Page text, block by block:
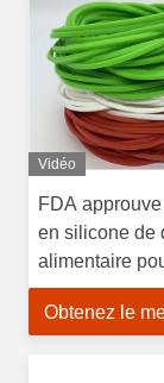
alimentaire
Vidéo
FDA
en silicone de
alimentaire
lunch de taille
Obtenez le